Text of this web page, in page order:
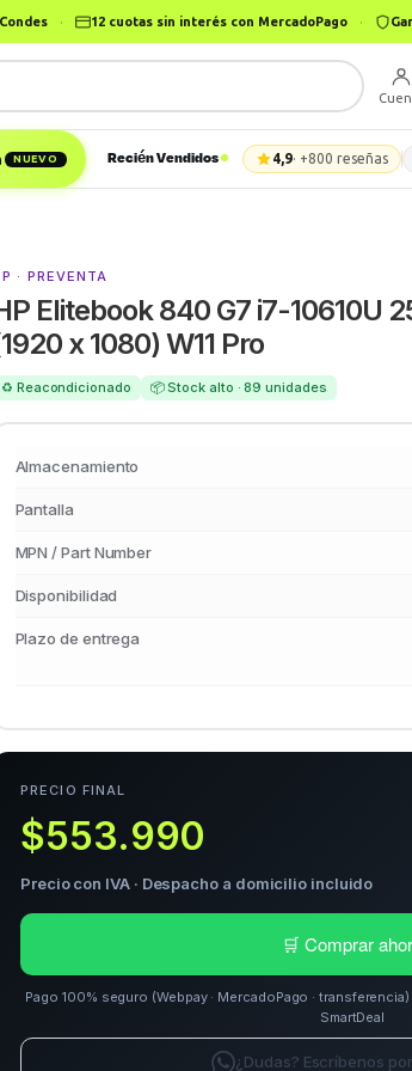
· 12 cuotas sin interés con MercadoPago ·
NUEVO Recién Vendidos 4,9· +800 reseñas
· PREVENTA
Elitebook 840 G7 i7-10610U
x 1080) W11 Pro
♻️ Reacondicionado 📦 Stock alto · 89 unidades
Almacenamiento
Pantalla
MPN / Part Number
Disponibilidad
Plazo de entrega
PRECIO FINAL
$553.990
Precio con IVA · Despacho a domicilio incluido
🛒 Comprar
Pago 100% seguro (Webpay · MercadoPago ·
SmartDeal
¿Dudas? Escríbenos